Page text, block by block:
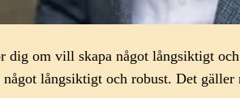
dig om vill skapa något långsiktigt
långsiktigt och robust. Det